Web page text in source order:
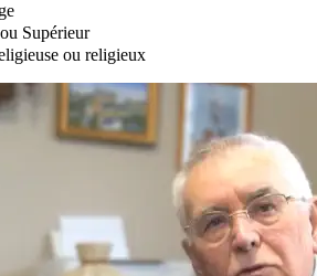
Supérieur
ou religieux